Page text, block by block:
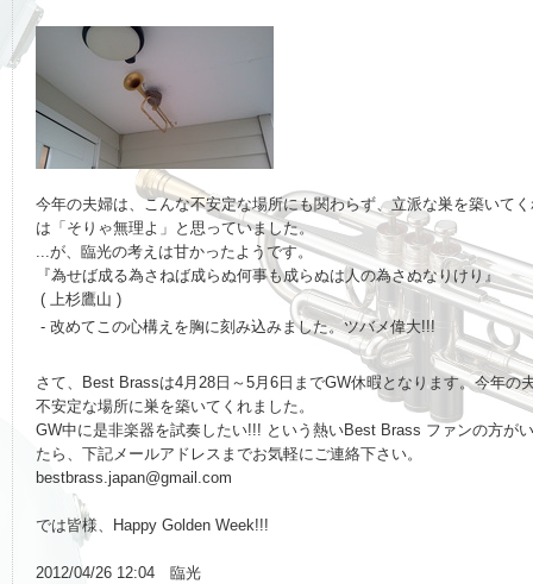
今年の夫婦は、こんな不安定な場所にも関わらず、立派な巣を築いて
は「そりゃ無理よ」と思っていました。
...が、臨光の考えは甘かったようです。
『為せば成る為さねば成らぬ何事も成らぬは人の為さぬなりけり』
( 上杉鷹山 )
- 改めてこの心構えを胸に刻み込みました。ツバメ偉大!!!
さて、Best Brassは4月28日～5月6日までGW休暇となります。今年の
不安定な場所に巣を築いてくれました。
GW中に是非楽器を試奏したい!!! という熱いBest Brass ファンの方が
たら、下記メールアドレスまでお気軽にご連絡下さい。
bestbrass.japan@gmail.com
では皆様、Happy Golden Week!!!
2012/04/26 12:04 臨光